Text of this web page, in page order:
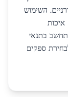
השימוש
איכות
בתנאי
ספקים